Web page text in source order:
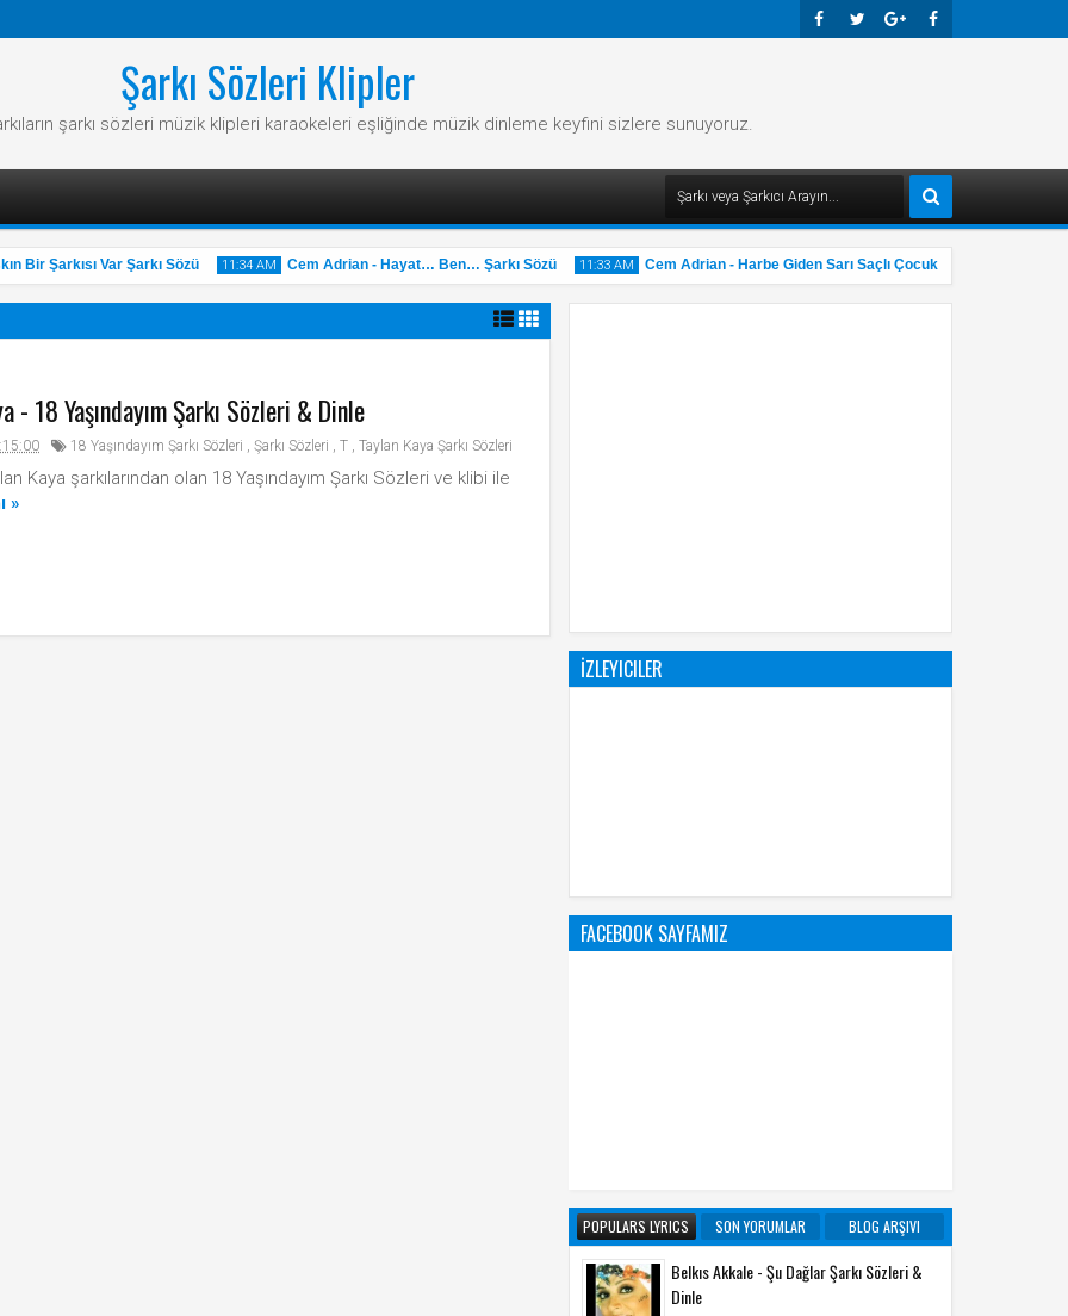
Şarkı Sözleri Klipler
şarkı sözleri müzik klipleri karaokeleri eşliğinde müzik dinleme keyfini sizlere sunuyoruz.
Şarkısı Var Şarkı Sözü 11:34 AM
31 May
2025
Cem Adrian - Hayat… Ben… Şarkı Sözü 11:33 AM Cem Adrian - Harbe Giden Sarı Saçlı Çocuk Şarkı Sözü
- 18 Yaşındayım Şarkı Sözleri & Dinle
18 Yaşındayım Şarkı Sözleri , Şarkı Sözleri , T , Taylan Kaya Şarkı Sözleri
Kaya şarkılarından olan 18 Yaşındayım Şarkı Sözleri ve klibi ile
»
İZLEYICILER
FACEBOOK SAYFAMIZ
POPULARS LYRICS SON YORUMLAR BLOG ARŞIVI
Belkıs Akkale - Şu Dağlar Şarkı Sözleri &
Dinle